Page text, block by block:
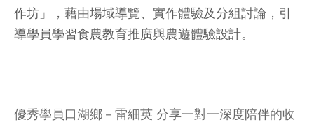
作坊」，藉由場域導覽、實作體驗及分組討論，引
導學員學習食農教育推廣與農遊體驗設計。
優秀學員口湖鄉－雷細英 分享一對一深度陪伴的收